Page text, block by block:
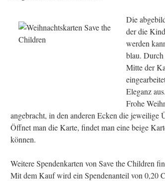
Die
der die
werden
blau. Durch
Mitte der
Eleganz
Frohe
angebracht, in den anderen Ecken die jeweilige
Öffnet man die Karte, findet man eine beige
können.
Weitere Spendenkarten von Save the Children
Mit dem Kauf wird ein Spendenanteil von 0,20